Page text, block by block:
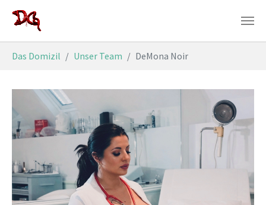
Zum Hauptinhalt springen
Das Domizil Unser Team DeMona Noir